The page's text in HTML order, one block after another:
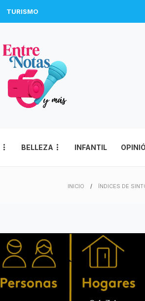
TURISMO
BELLEZA INFANTIL
INICIO ÍNDICES DE